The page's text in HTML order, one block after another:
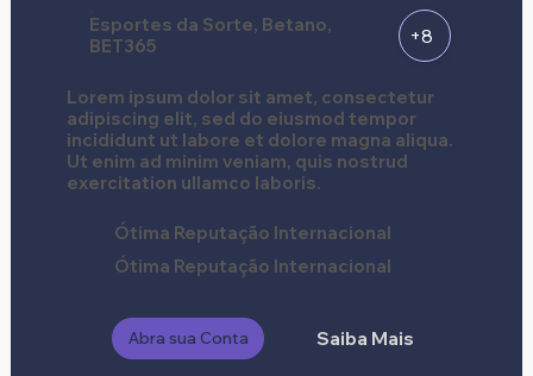
Esportes da Sorte, Betano,
BET365
+8
Lorem ipsum dolor sit amet, consectetur
adipiscing elit, sed do eiusmod tempor
incididunt ut labore et dolore magna aliqua.
Ut enim ad minim veniam, quis nostrud
exercitation ullamco laboris.
Ótima Reputação Internacional
Ótima Reputação Internacional
Abra sua Conta Saiba Mais